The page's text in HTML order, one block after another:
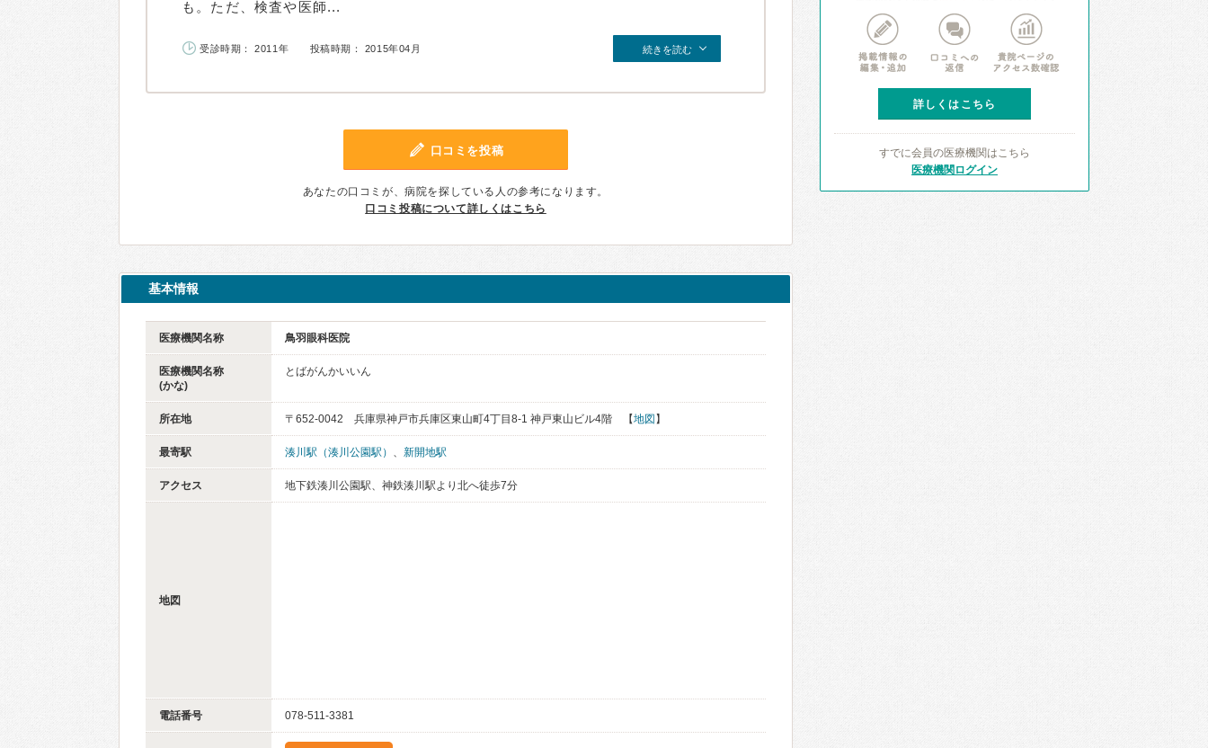
も。ただ、検査や医師...
受診時期： 2011年 投稿時期： 2015年04月 続きを読む
口コミを投稿
あなたの口コミが、病院を探している人の参考になります。
口コミ投稿について詳しくはこちら
基本情報
医療機関名称 鳥羽眼科医院
医療機関名称
(かな)
とばがんかいいん
所在地 〒652-0042 兵庫県神戸市兵庫区東山町4丁目8-1 神戸東山ビル4階 【地図 】
最寄駅 湊川駅（湊川公園駅） 、 新開地駅
アクセス 地下鉄湊川公園駅、神鉄湊川駅より北へ徒歩7分
地図
電話番号 078-511-3381
詳しくはこちら
すでに会員の医療機関はこちら
医療機関ログイン